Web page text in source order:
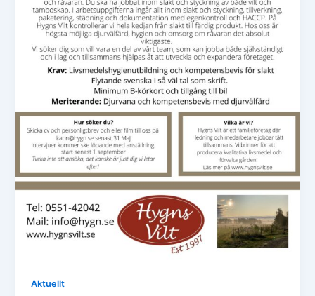
Aktuellt